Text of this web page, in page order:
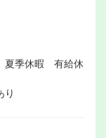
季休暇 有給休
り